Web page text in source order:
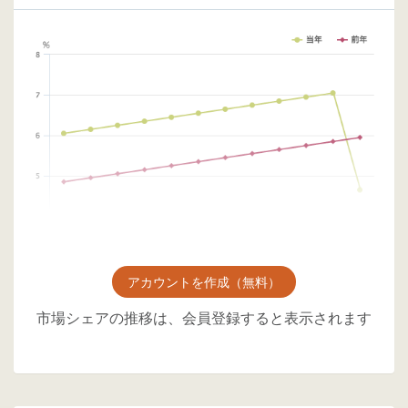
アカウントを作成（無料）
市場シェアの推移は、会員登録すると表示されます